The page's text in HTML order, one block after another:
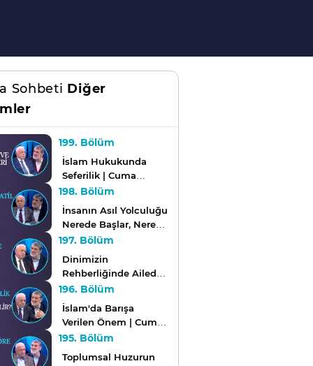
Sohbeti Diğer
199. Bölüm
İslam Hukukunda
Seferilik | Cuma
Sohbeti
198. Bölüm
İnsanın Asıl Yolculuğu
Nerede Başlar, Nerede
Biter? | Cuma Sohbeti
197. Bölüm
Dinimizin
Rehberliğinde Ailede
Çocuk Terbiyesinin
Esasları Nelerdir? |
Cuma Sohbeti
196. Bölüm
İslam'da Barışa
Verilen Önem | Cuma
Sohbeti
195. Bölüm
Toplumsal Huzurun